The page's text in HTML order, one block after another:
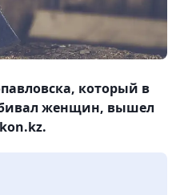
который в
женщин, вышел